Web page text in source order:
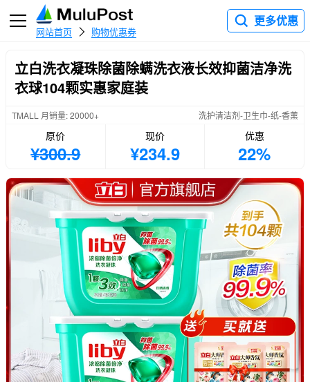
网站首页 购物优惠券
更多优惠
立白洗衣凝珠除菌除螨洗衣液长效抑菌洁净洗
衣球104颗实惠家庭装
TMALL 月销量: 20000+ 洗护清洁剂-卫生巾-纸-香薰
原价
¥300.9
现价
¥234.9
优惠
22%